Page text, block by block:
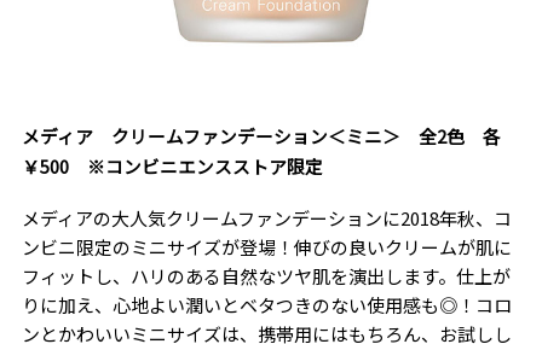
メディア クリームファンデーション＜ミニ＞ 全2色 各
￥500 ※コンビニエンスストア限定
メディアの大人気クリームファンデーションに2018年秋、コ
ンビニ限定のミニサイズが登場！伸びの良いクリームが肌に
フィットし、ハリのある自然なツヤ肌を演出します。仕上が
りに加え、心地よい潤いとベタつきのない使用感も◎！コロ
ンとかわいいミニサイズは、携帯用にはもちろん、お試しし